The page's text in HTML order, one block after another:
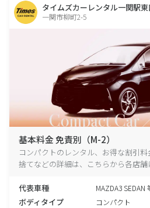
タイムズカーレンタル一関駅
一関市柳町2-5
基本料金 免責別（M-2）
コンパクトのレンタル、お得な割引
捨てなどの詳細は、こちらから各店舗
代表車種 MAZDA3 SEDAN
ボディタイプ コンパクト